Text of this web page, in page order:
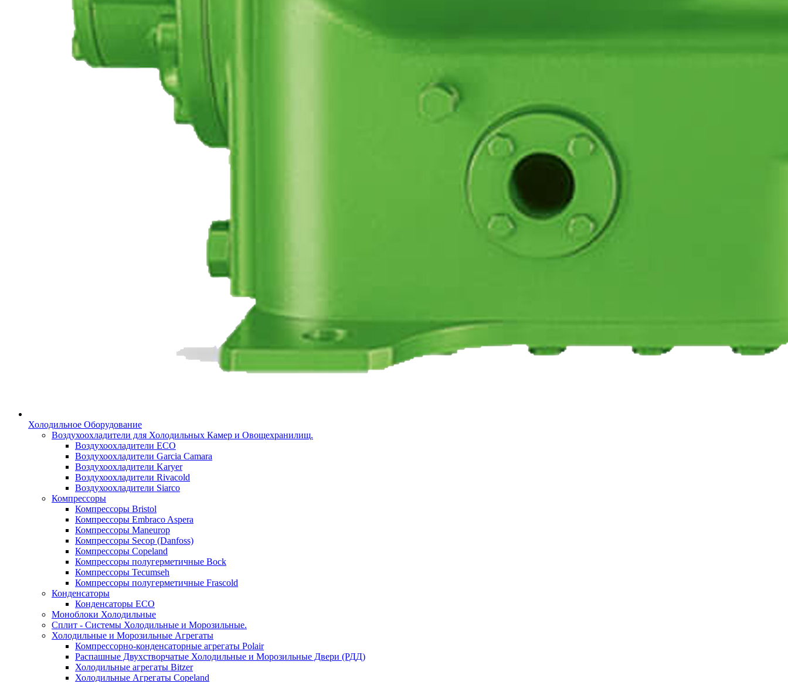
Холодильное Оборудование
Воздухоохладители для Холодильных Камер и Овощехранилищ.
Воздухоохладители ECO
Воздухоохладители Garcia Camara
Воздухоохладители Karyer
Воздухоохладители Rivacold
Воздухоохладители Siarco
Компрессоры
Компрессоры Bristol
Компрессоры Embraco Aspera
Компрессоры Maneurop
Компрессоры Secop (Danfoss)
Компрессоры Copeland
Компрессоры полугерметичные Bock
Компрессоры Tecumseh
Компрессоры полугерметичные Frascold
Конденсаторы
Конденсаторы ECO
Моноблоки Холодильные
Сплит - Системы Холодильные и Морозильные.
Холодильные и Морозильные Агрегаты
Компрессорно-конденсаторные агрегаты Polair
Распашные Двухстворчатые Холодильные и Морозильные Двери (РДД)
Холодильные агрегаты Bitzer
Холодильные Агрегаты Copeland